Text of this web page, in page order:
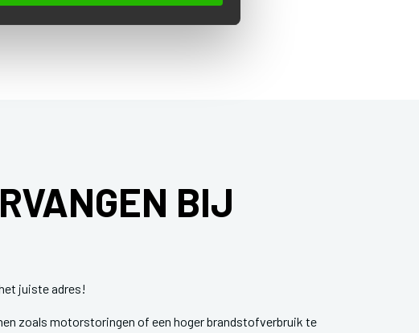
BIJ
juiste adres!
zoals motorstoringen of een hoger brandstofverbruik te